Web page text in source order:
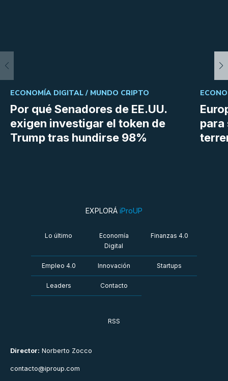
Por qué Senadores de EE.UU.
exigen investigar el token de
Trump tras hundirse 98%
ECONOMÍA DIGITAL / MUNDO CRIPTO
para
Director: Norberto Zocco
contacto@iproup.com
EXPLORÁ iProUP
Lo último
Economía
Digital
Finanzas 4.0
Empleo 4.0 Innovación Startups
Leaders Contacto
RSS